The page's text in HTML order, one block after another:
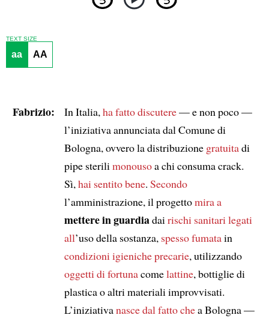
TEXT SIZE
aa AA
Fabrizio: In Italia, ha fatto discutere— e non poco —
l’iniziativa annunciata dal Comune di
Bologna, ovvero la distribuzione gratuitadi
pipe sterili monousoa chi consuma crack.
Sì, hai sentito bene. Secondo
l’amministrazione, il progettomira a
mettere in guardiadai rischi sanitari legati
all’uso della sostanza, spesso fumatain
condizioni igieniche precarie, utilizzando
oggetti di fortunacomelattine, bottiglie di
plastica o altri materiali improvvisati.
L’iniziativanasce dal fatto chea Bologna —